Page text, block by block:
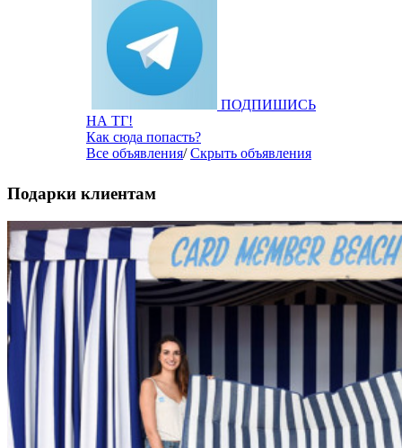
ПОДПИШИСЬ
НА ТГ!
Как сюда попасть?
Все объявления/Скрыть объявления
Подарки клиентам